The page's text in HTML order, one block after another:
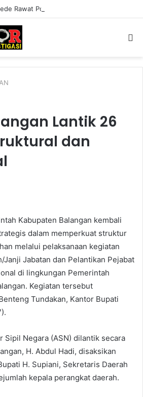
Lantik 26
dan
Kabupaten Balangan kembali
dalam memperkuat struktur
melalui pelaksanaan kegiatan
Janji Jabatan dan Pelantikan Pejabat
di lingkungan Pemerintah
Kegiatan tersebut
Tundakan, Kantor Bupati
Sipil Negara (ASN) dilantik secara
H. Abdul Hadi, disaksikan
H. Supiani, Sekretaris Daerah
kepala perangkat daerah.